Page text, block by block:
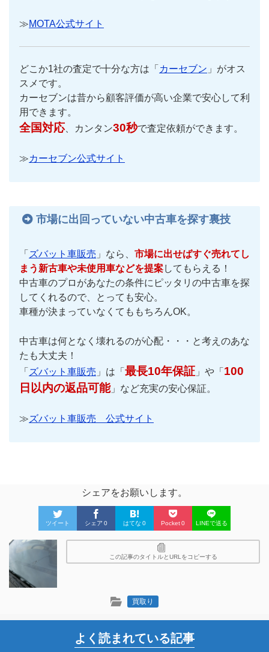
≫MOTA公式サイト
どこか1社の査定で十分な方は「 カーセブン 」がオス
スメです。
カーセブンは昔から顧客評価が高い企業で安心して利
用できます。
全国対応、カンタン30秒で査定依頼ができます。
≫カーセブン公式サイト
市場に出回っていない中古車を探す裏技
「 ズバット車販売 」なら、 市場に出せばすぐ売れてし
まう新古車や未使用車などを提案してもらえる！
中古車のプロがあなたの条件にピッタリの中古車を探
してくれるので、とっても安心。
車種が決まっていなくてももちろんOK。
中古車は何となく壊れるのが心配・・・と考えのあな
たも大丈夫！
「 ズバット車販売 」は「 最長10年保証 」や「 100
日以内の返品可能」など充実の安心保証。
≫ズバット車販売 公式サイト
シェアをお願いします。
ツイート シェア 0 はてな 0 Pocket0 LINEで送る
この記事のタイトルとURLをコピーする
買取り
よく読まれている記事